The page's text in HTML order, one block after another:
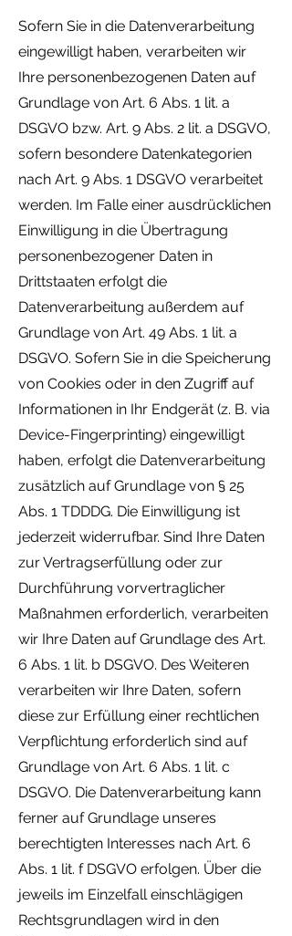
Sofern Sie in die Datenverarbeitung
eingewilligt haben, verarbeiten wir
Ihre personenbezogenen Daten auf
Grundlage von Art. 6 Abs. 1 lit. a
DSGVO bzw. Art. 9 Abs. 2 lit. a DSGVO,
sofern besondere Datenkategorien
nach Art. 9 Abs. 1 DSGVO verarbeitet
werden. Im Falle einer ausdrücklichen
Einwilligung in die Übertragung
personenbezogener Daten in
Drittstaaten erfolgt die
Datenverarbeitung außerdem auf
Grundlage von Art. 49 Abs. 1 lit. a
DSGVO. Sofern Sie in die Speicherung
von Cookies oder in den Zugriff auf
Informationen in Ihr Endgerät (z. B. via
Device-Fingerprinting) eingewilligt
haben, erfolgt die Datenverarbeitung
zusätzlich auf Grundlage von § 25
Abs. 1 TDDDG. Die Einwilligung ist
jederzeit widerrufbar. Sind Ihre Daten
zur Vertragserfüllung oder zur
Durchführung vorvertraglicher
Maßnahmen erforderlich, verarbeiten
wir Ihre Daten auf Grundlage des Art.
6 Abs. 1 lit. b DSGVO. Des Weiteren
verarbeiten wir Ihre Daten, sofern
diese zur Erfüllung einer rechtlichen
Verpflichtung erforderlich sind auf
Grundlage von Art. 6 Abs. 1 lit. c
DSGVO. Die Datenverarbeitung kann
ferner auf Grundlage unseres
berechtigten Interesses nach Art. 6
Abs. 1 lit. f DSGVO erfolgen. Über die
jeweils im Einzelfall einschlägigen
Rechtsgrundlagen wird in den